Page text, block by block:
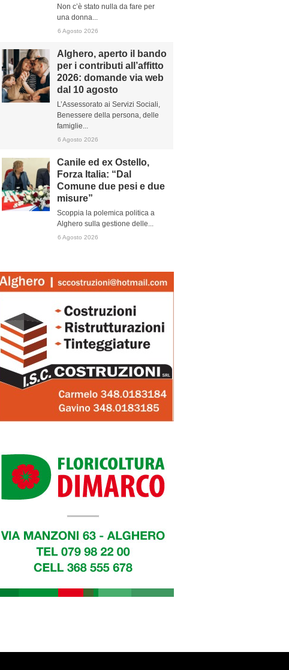
Non c’è stato nulla da fare per
una donna...
6 Agosto 2026
Alghero, aperto il bando
per i contributi all’affitto
2026: domande via web
dal 10 agosto
L’Assessorato ai Servizi Sociali,
Benessere della persona, delle
famiglie...
6 Agosto 2026
Canile ed ex Ostello,
Forza Italia: “Dal
Comune due pesi e due
misure”
Scoppia la polemica politica a
Alghero sulla gestione delle...
6 Agosto 2026